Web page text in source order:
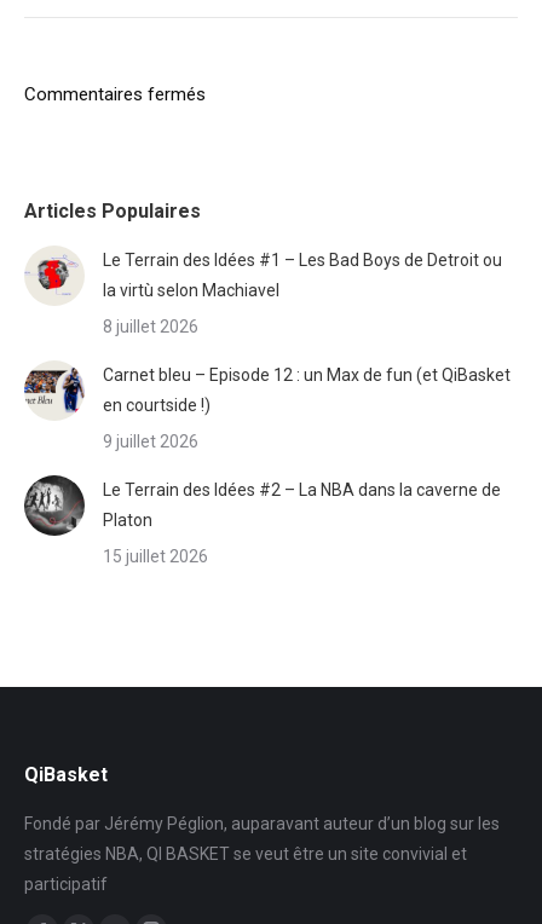
Commentaires fermés
Articles Populaires
Le Terrain des Idées #1 – Les Bad Boys de Detroit ou
la virtù selon Machiavel
8 juillet 2026
Carnet bleu – Episode 12 : un Max de fun (et QiBasket
en courtside !)
9 juillet 2026
Le Terrain des Idées #2 – La NBA dans la caverne de
Platon
15 juillet 2026
QiBasket
Fondé par Jérémy Péglion, auparavant auteur d’un blog sur les
stratégies NBA, QI BASKET se veut être un site convivial et
participatif